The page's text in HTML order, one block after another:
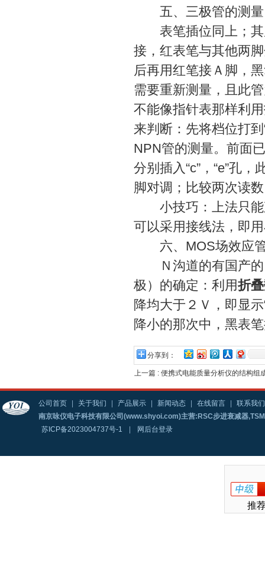
五、三极管的测量
表笔插位同上；其
接，红表笔与其他两
后再用红笔接Ａ脚，
需要重新测量，且此
不能像指针表那样利
来判断：先将档位打
NPN管的测量。前面
分别插入“c”，“e”
脚对调；比较两次读
小技巧：上法只能
可以采用接线法，即
六、MOS场效应
Ｎ沟道的有国产的
极）的确定：利用折
降均大于２Ｖ，即显
降小的那次中，黑表
分享到：
上一篇 : 便携式电能质量分析仪的结构组
公司首页 关于我们 产品展示 新闻动态 在线留言
联系我们
南京咏仪电子科技有限公司(www.shyoi.com)主营:RSC步进衰减器
苏ICP备2023004737号-1
网后台登录
推